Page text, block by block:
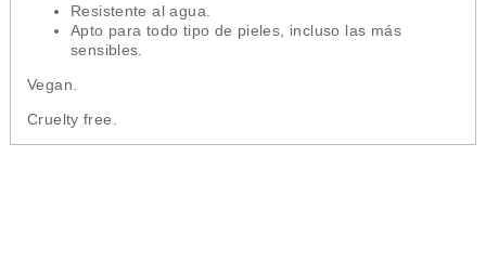
Resistente al agua.
Apto para todo tipo de pieles, incluso las más
sensibles.
Vegan.
Cruelty free.